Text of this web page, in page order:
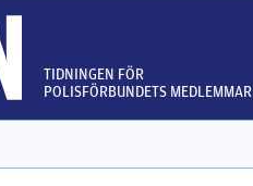
TIDNINGEN FÖR
POLISFÖRBUNDETS MEDLEMMAR